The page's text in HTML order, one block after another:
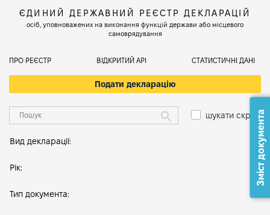
ЄДИНИЙ ДЕРЖАВНИЙ РЕЄСТР ДЕКЛАРАЦІЙ
осіб, уповноважених на виконання функцій держави або місцевого
самоврядування
ПРО РЕЄСТР ВІДКРИТИЙ АРІ СТАТИСТИЧНІ ДАНІ
Подати декларацію
шукати скрізь
Вид декларації:
Рік:
Тип документа:
Зміст документа